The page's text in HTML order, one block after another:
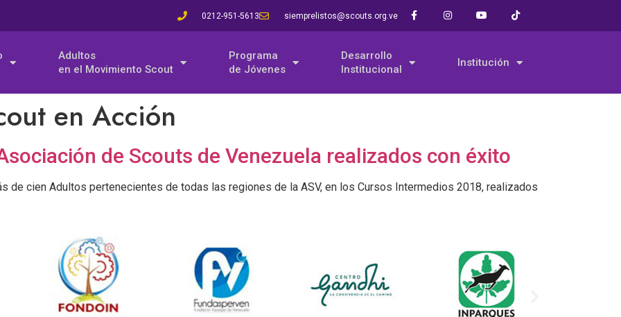
0212-951-5613 siemprelistos@scouts.org.ve
Adultos
en el Movimiento Scout
Programa
de Jóvenes
Desarrollo
Institucional
Institución
en Acción
de Scouts de Venezuela realizados con éxito
de cien Adultos pertenecientes de todas las regiones de la ASV, en los Cursos Intermedios 2018, realizados